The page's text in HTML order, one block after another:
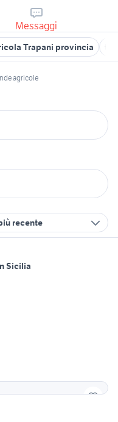
Messaggi
Trapani provincia
agricole
recente
Sicilia